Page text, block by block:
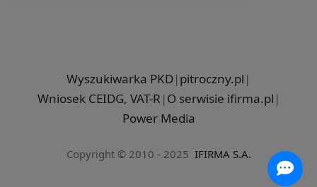
Wyszukiwarka PKD| pitroczny.pl |
Wniosek CEIDG, VAT-R | O serwisie ifirma.pl |
Power Media
Copyright © 2010 - 2025 IFIRMA S.A.